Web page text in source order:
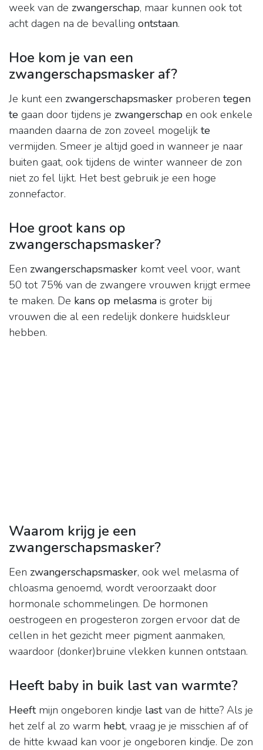
week van de zwangerschap, maar kunnen ook tot
acht dagen na de bevalling ontstaan.
Hoe kom je van een
zwangerschapsmasker af?
Je kunt een zwangerschapsmasker proberen tegen
te gaan door tijdens je zwangerschap en ook enkele
maanden daarna de zon zoveel mogelijk te
vermijden. Smeer je altijd goed in wanneer je naar
buiten gaat, ook tijdens de winter wanneer de zon
niet zo fel lijkt. Het best gebruik je een hoge
zonnefactor.
Hoe groot kans op
zwangerschapsmasker?
Een zwangerschapsmasker komt veel voor, want
50 tot 75% van de zwangere vrouwen krijgt ermee
te maken. De kans op melasma is groter bij
vrouwen die al een redelijk donkere huidskleur
hebben.
Waarom krijg je een
zwangerschapsmasker?
Een zwangerschapsmasker, ook wel melasma of
chloasma genoemd, wordt veroorzaakt door
hormonale schommelingen. De hormonen
oestrogeen en progesteron zorgen ervoor dat de
cellen in het gezicht meer pigment aanmaken,
waardoor (donker)bruine vlekken kunnen ontstaan.
Heeft baby in buik last van warmte?
Heeftmijn ongeboren kindje lastvan de hitte? Als je
het zelf al zo warm hebt, vraag je je misschien af of
de hitte kwaad kan voor je ongeboren kindje. De zon